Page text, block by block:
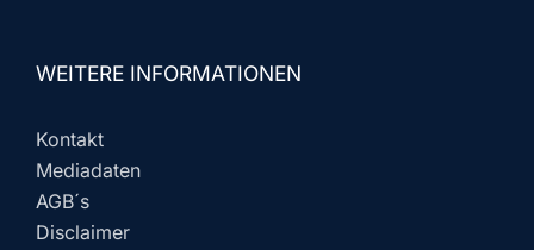
WEITERE INFORMATIONEN
Kontakt
Mediadaten
AGB´s
Disclaimer